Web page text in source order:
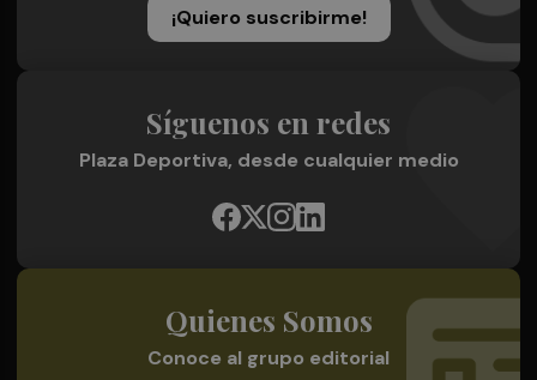
¡Quiero suscribirme!
Síguenos en redes
Plaza Deportiva, desde cualquier medio
Quienes Somos
Conoce al grupo editorial